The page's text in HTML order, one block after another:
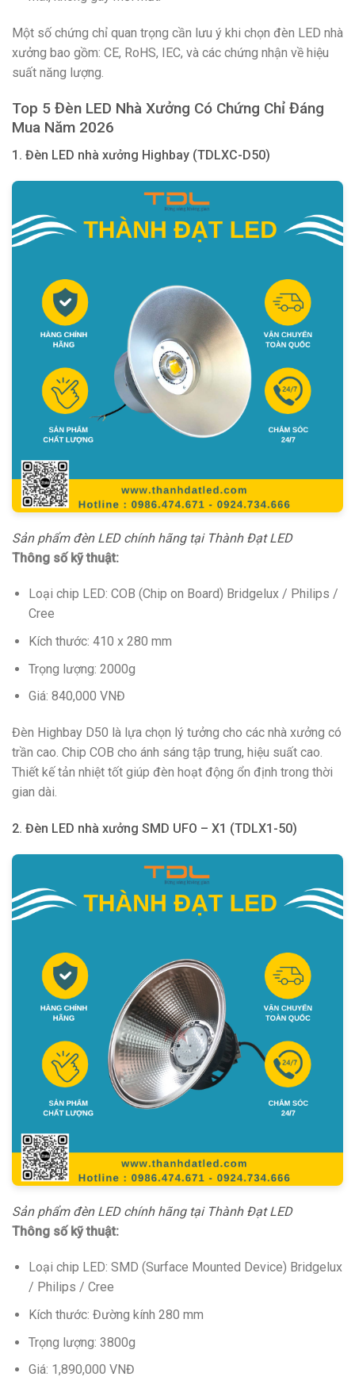
Một số chứng chỉ quan trọng cần lưu ý khi chọn đèn LED nhà
xưởng bao gồm: CE, RoHS, IEC, và các chứng nhận về hiệu
suất năng lượng.
Top 5 Đèn LED Nhà Xưởng Có Chứng Chỉ Đáng
Mua Năm 2026
1. Đèn LED nhà xưởng Highbay (TDLXC-D50)
Sản phẩm đèn LED chính hãng tại Thành Đạt LED
Thông số kỹ thuật:
Loại chip LED: COB (Chip on Board) Bridgelux / Philips /
Cree
Kích thước: 410 x 280 mm
Trọng lượng: 2000g
Giá: 840,000 VNĐ
Đèn Highbay D50 là lựa chọn lý tưởng cho các nhà xưởng có
trần cao. Chip COB cho ánh sáng tập trung, hiệu suất cao.
Thiết kế tản nhiệt tốt giúp đèn hoạt động ổn định trong thời
gian dài.
2. Đèn LED nhà xưởng SMD UFO – X1 (TDLX1-50)
Sản phẩm đèn LED chính hãng tại Thành Đạt LED
Thông số kỹ thuật:
Loại chip LED: SMD (Surface Mounted Device) Bridgelux
/ Philips / Cree
Kích thước: Đường kính 280 mm
Trọng lượng: 3800g
Giá: 1,890,000 VNĐ